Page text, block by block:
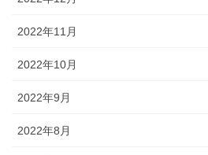
2022年11月
2022年10月
2022年9月
2022年8月